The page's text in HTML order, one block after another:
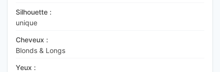
Silhouette :
unique
Cheveux :
Blonds & Longs
Yeux :